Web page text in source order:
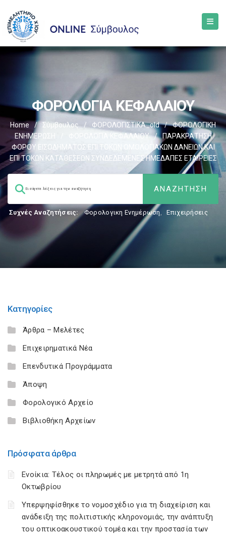
ΦΟΡΟΛΟΓΙΑ ΚΕΦΑΛΑΙΟΥ
Home / Σύμβουλος / ΦΟΡΟΛΟΓΙΣΤΙΚΑ_old /
ΦΟΡΟΛΟΓΙΚΗ
ΕΝΗΜΕΡΩΣΗ
ΦΟΡΟΛΟΓΙΑ ΚΕΦΑΛΑΙΟΥ /
ΠΑΡΑΚΡΑΤΗΣΗ
ΦΟΡΟΥ ΕΙΣΟΔΗΜΑΤΟΣ ΕΠΙ ΤΟΚΩΝ ΟΜΟΛΟΓΙΑΚΩΝ ΔΑΝΕΙΩΝ ΚΑΙ
ΕΠΙ ΤΟΚΩΝ ΚΑΤΑΘΕΣΕΩΝ ΣΥΝΔΕΔΕΜΕΝΕΣ ΗΜΕΔΑΠΕΣ ΕΤΑΙΡΕΙΕΣ
Συχνές Αναζητήσεις: Φορολογικη Ενημέρωση, Επιχειρήσεις
Κατηγορίες
Άρθρα – Μελέτες
Επιχειρηματικά Νέα
Επενδυτικά Προγράμματα
Άποψη
Φορολογικό Αρχείο
Βιβλιοθήκη Αρχείων
Πρόσφατα άρθρα
Ενοίκια: Τέλος οι πληρωμές με μετρητά από 1η
Οκτωβρίου
Υπερψηφίσθηκε το νομοσχέδιο για τη διαχείριση και
ανάδειξη της πολιτιστικής κληρονομιάς, την ανάπτυξη
του οπτικοακουστικού τομέα και την προστασία των